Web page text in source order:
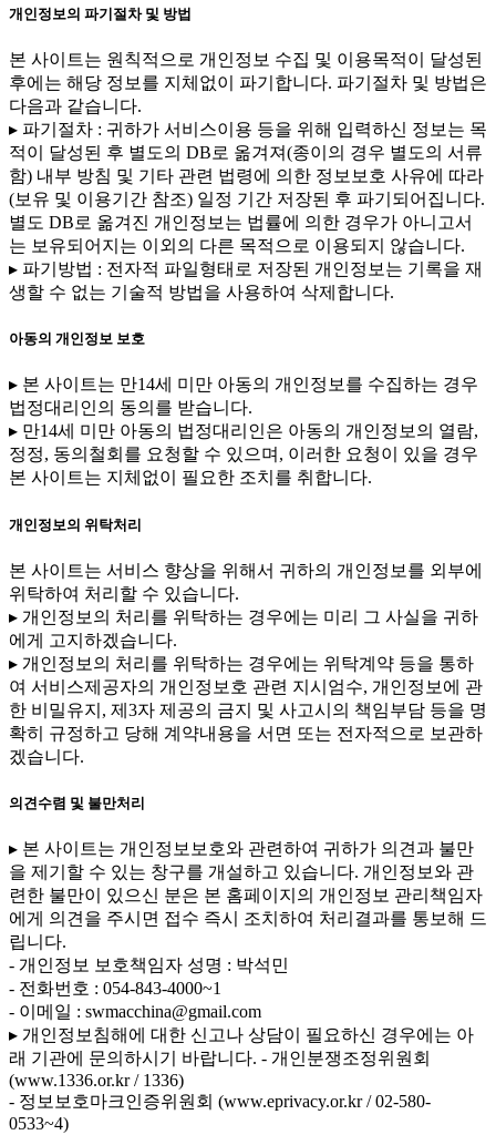
개인정보의 파기절차 및 방법
본 사이트는 원칙적으로 개인정보 수집 및 이용목적이 달성된
후에는 해당 정보를 지체없이 파기합니다. 파기절차 및 방법은
다음과 같습니다.
▸ 파기절차 : 귀하가 서비스이용 등을 위해 입력하신 정보는 목
적이 달성된 후 별도의 DB로 옮겨져(종이의 경우 별도의 서류
함) 내부 방침 및 기타 관련 법령에 의한 정보보호 사유에 따라
(보유 및 이용기간 참조) 일정 기간 저장된 후 파기되어집니다.
별도 DB로 옮겨진 개인정보는 법률에 의한 경우가 아니고서
는 보유되어지는 이외의 다른 목적으로 이용되지 않습니다.
▸ 파기방법 : 전자적 파일형태로 저장된 개인정보는 기록을 재
생할 수 없는 기술적 방법을 사용하여 삭제합니다.
아동의 개인정보 보호
▸ 본 사이트는 만14세 미만 아동의 개인정보를 수집하는 경우
법정대리인의 동의를 받습니다.
▸ 만14세 미만 아동의 법정대리인은 아동의 개인정보의 열람,
정정, 동의철회를 요청할 수 있으며, 이러한 요청이 있을 경우
본 사이트는 지체없이 필요한 조치를 취합니다.
개인정보의 위탁처리
본 사이트는 서비스 향상을 위해서 귀하의 개인정보를 외부에
위탁하여 처리할 수 있습니다.
▸ 개인정보의 처리를 위탁하는 경우에는 미리 그 사실을 귀하
에게 고지하겠습니다.
▸ 개인정보의 처리를 위탁하는 경우에는 위탁계약 등을 통하
여 서비스제공자의 개인정보호 관련 지시엄수, 개인정보에 관
한 비밀유지, 제3자 제공의 금지 및 사고시의 책임부담 등을 명
확히 규정하고 당해 계약내용을 서면 또는 전자적으로 보관하
겠습니다.
의견수렴 및 불만처리
▸ 본 사이트는 개인정보보호와 관련하여 귀하가 의견과 불만
을 제기할 수 있는 창구를 개설하고 있습니다. 개인정보와 관
련한 불만이 있으신 분은 본 홈페이지의 개인정보 관리책임자
에게 의견을 주시면 접수 즉시 조치하여 처리결과를 통보해 드
립니다.
- 개인정보 보호책임자 성명 : 박석민
- 전화번호 : 054-843-4000~1
- 이메일 : swmacchina@gmail.com
▸ 개인정보침해에 대한 신고나 상담이 필요하신 경우에는 아
래 기관에 문의하시기 바랍니다. - 개인분쟁조정위원회
(www.1336.or.kr / 1336)
- 정보보호마크인증위원회 (www.eprivacy.or.kr / 02-580-
0533~4)